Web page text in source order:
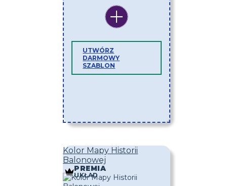
UTWÓRZ
DARMOWY
SZABLON
Kolor Mapy Historii
Balonowej
PREMIA
UKŁAD